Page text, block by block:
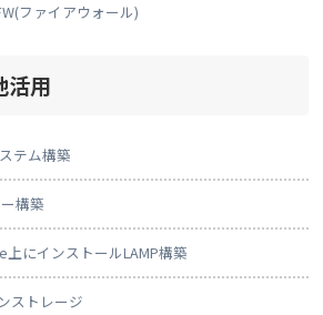
ファイアウォール)
活用
テム構築
構築
にインストールLAMP構築
ストレージ